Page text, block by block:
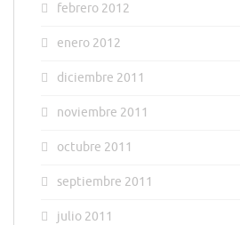
febrero 2012
enero 2012
diciembre 2011
noviembre 2011
octubre 2011
septiembre 2011
julio 2011